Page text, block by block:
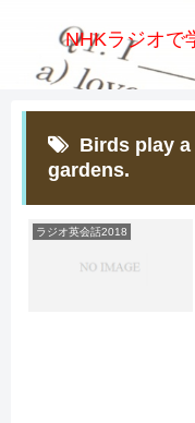
NHKラジオで
Birds play
gardens.
ラジオ英会話2018